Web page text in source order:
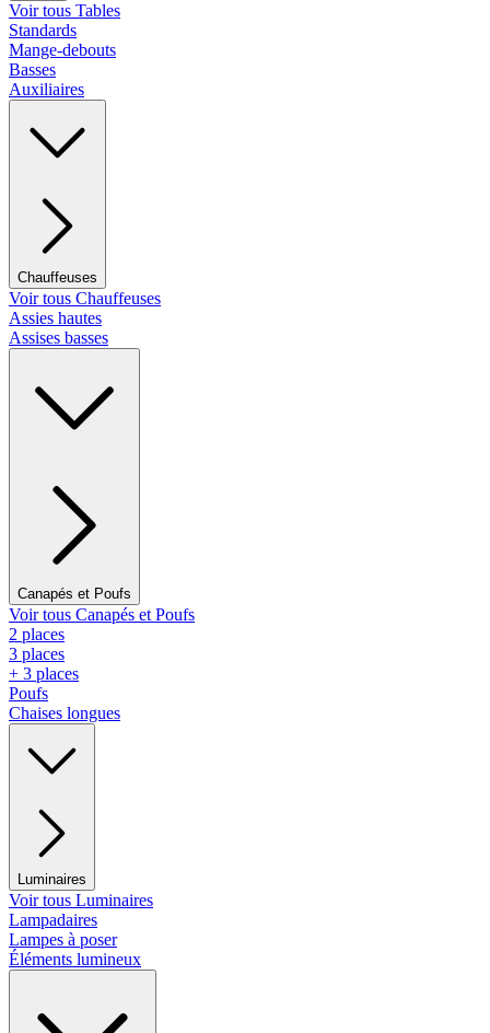
Voir tous Tables
Standards
Mange-debouts
Basses
Auxiliaires
Chauffeuses
Voir tous Chauffeuses
Assies hautes
Assises basses
Canapés et Poufs
Voir tous Canapés et Poufs
2 places
3 places
+ 3 places
Poufs
Chaises longues
Luminaires
Voir tous Luminaires
Lampadaires
Lampes à poser
Éléments lumineux